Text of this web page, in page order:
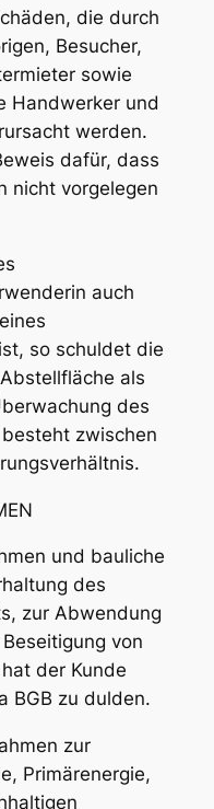
die durch
Besucher,
sowie
Handwerker und
werden.
dafür, dass
nicht vorgelegen
auch
so schuldet die
als
des
zwischen
und bauliche
des
zur Abwendung
von
der Kunde
BGB zu dulden.
zur
Primärenergie,